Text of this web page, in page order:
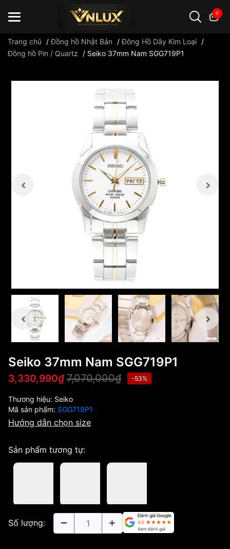
0
Trang chủ /Đồng hồ Nhật Bản /Đông Hồ Dây Kim Loại /
Đồng hồ Pin / Quartz
/ Seiko 37mm Nam SGG719P1
Seiko 37mm Nam SGG719P1
3,330,990₫ 7,070,000₫ -53%
Thương hiệu: Seiko
Mã sản phẩm: SGG719P1
Hướng dẫn chọn size
Sản phẩm tương tự:
Số lượng: